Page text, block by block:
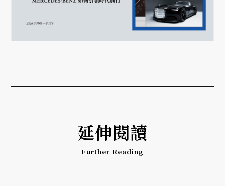
延伸閱讀
Further Reading